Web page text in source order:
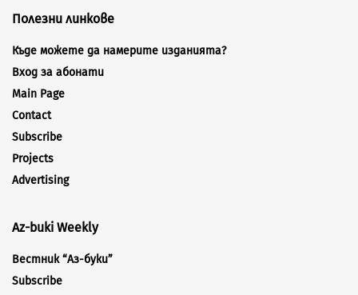
Полезни линкове
Къде можете да намерите изданията?
Вход за абонати
Main Page
Contact
Subscribe
Projects
Advertising
Az-buki Weekly
Вестник “Аз-буки”
Subscribe